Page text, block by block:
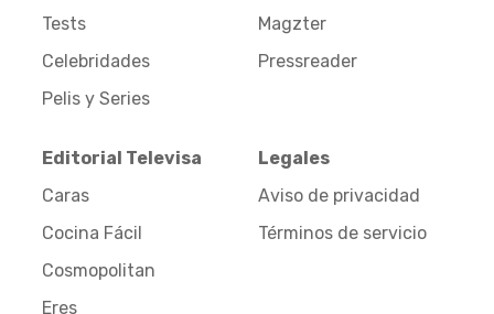
Tests
Celebridades
Pelis y Series
Magzter
Pressreader
Editorial Televisa
Caras
Cocina Fácil
Cosmopolitan
Eres
Legales
Aviso de privacidad
Términos de servicio